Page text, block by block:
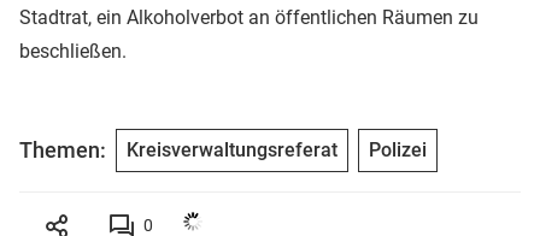
Stadtrat, ein Alkoholverbot an öffentlichen Räumen zu
beschließen.
Themen: Kreisverwaltungsreferat Polizei
0